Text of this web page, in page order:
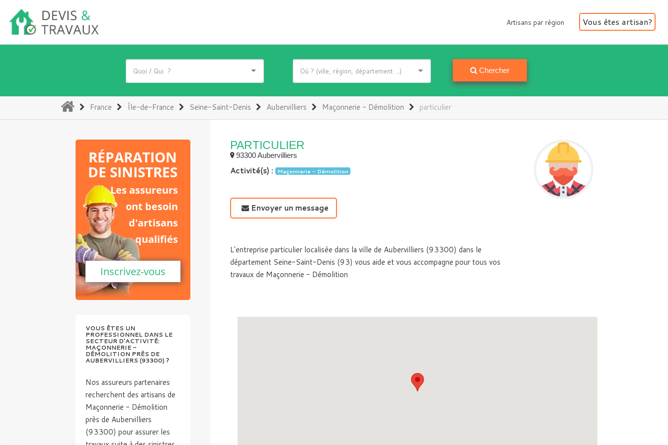
Artisans par région
Artisans par région Vous êtes artisan?
Chercher
(current)
France Île-de-France Seine-Saint-Denis Aubervilliers Maçonnerie - Démolition particulier
PARTICULIER
93300 Aubervilliers
Activité(s) : Maçonnerie - Démolition
Envoyer un message
L'entreprise particulier localisée dans la ville de Aubervilliers (93300) dans le
département Seine-Saint-Denis (93) vous aide et vous accompagne pour tous vos
travaux de Maçonnerie - Démolition
RÉPARATION
DE SINISTRES
Les assureurs
ont besoin
d'artisans
qualifiés
Inscrivez-vous
VOUS ÊTES UN
PROFESSIONNEL DANS LE
SECTEUR D'ACTIVITÉ:
MAÇONNERIE -
DÉMOLITION PRÈS DE
AUBERVILLIERS (93300) ?
Nos assureurs partenaires
recherchent des artisans de
Maçonnerie - Démolition
près de Aubervilliers
(93300) pour assurer les